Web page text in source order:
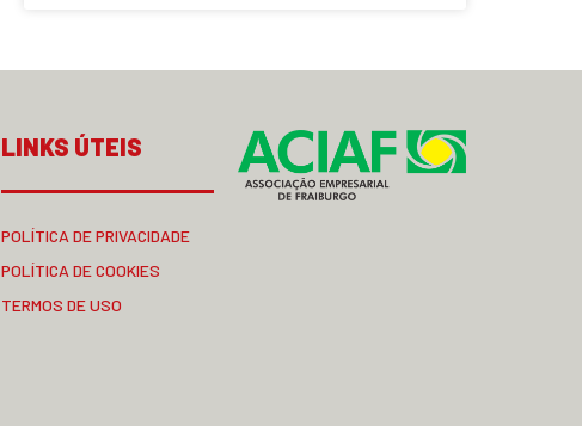
LINKS ÚTEIS
POLÍTICA DE PRIVACIDADE
POLÍTICA DE COOKIES
TERMOS DE USO